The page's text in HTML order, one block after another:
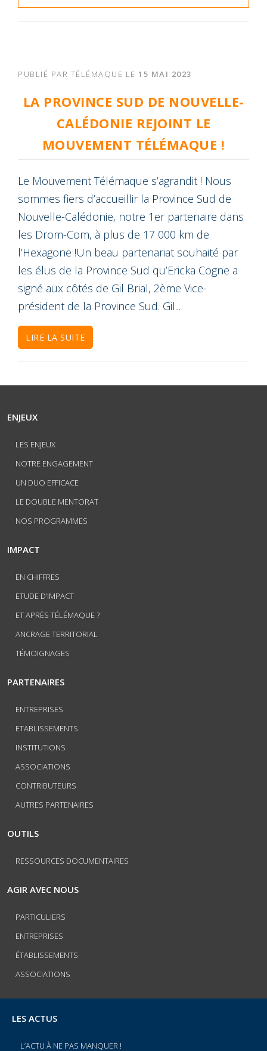
PUBLIÉ PAR TÉLÉMAQUE LE 15 MAI 2023
LA PROVINCE SUD DE NOUVELLE-
CALÉDONIE REJOINT LE
MOUVEMENT TÉLÉMAQUE !
Le Mouvement Télémaque s’agrandit ! Nous
sommes fiers d’accueillir la Province Sud de
Nouvelle-Calédonie, notre 1er partenaire dans
les Drom-Com, à plus de 17 000 km de
l’Hexagone !Un beau partenariat souhaité par
les élus de la Province Sud qu’Ericka Cogne a
signé aux côtés de Gil Brial, 2ème Vice-
président de la Province Sud. Gil...
LIRE LA SUITE
ENJEUX
LES ENJEUX
NOTRE ENGAGEMENT
UN DUO EFFICACE
LE DOUBLE MENTORAT
NOS PROGRAMMES
IMPACT
EN CHIFFRES
ETUDE D’IMPACT
ET APRÈS TÉLÉMAQUE ?
ANCRAGE TERRITORIAL
TÉMOIGNAGES
PARTENAIRES
ENTREPRISES
ETABLISSEMENTS
INSTITUTIONS
ASSOCIATIONS
CONTRIBUTEURS
AUTRES PARTENAIRES
OUTILS
RESSOURCES DOCUMENTAIRES
AGIR AVEC NOUS
PARTICULIERS
ENTREPRISES
ÉTABLISSEMENTS
ASSOCIATIONS
LES ACTUS
L’ACTU À NE PAS MANQUER !